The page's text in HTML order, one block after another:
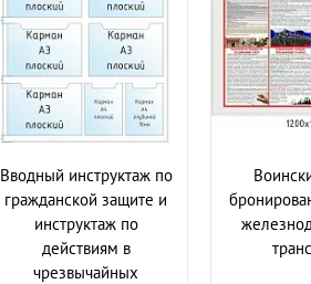
Вводный инструктаж по
гражданской защите и
инструктаж по
действиям в
чрезвычайных